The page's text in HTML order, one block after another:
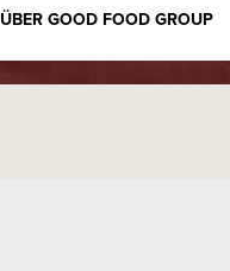
ÜBER GOOD FOOD GROUP